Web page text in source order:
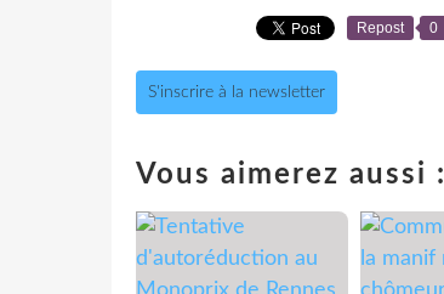
Repost 0
S'inscrire à la newsletter
Vous aimerez aussi :